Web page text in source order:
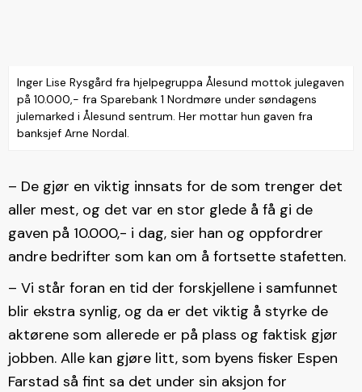
Inger Lise Rysgård fra hjelpegruppa Ålesund mottok julegaven
på 10.000,- fra Sparebank 1 Nordmøre under søndagens
julemarked i Ålesund sentrum. Her mottar hun gaven fra
banksjef Arne Nordal.
– De gjør en viktig innsats for de som trenger det
aller mest, og det var en stor glede å få gi de
gaven på 10.000,- i dag, sier han og oppfordrer
andre bedrifter som kan om å fortsette stafetten.
– Vi står foran en tid der forskjellene i samfunnet
blir ekstra synlig, og da er det viktig å styrke de
aktørene som allerede er på plass og faktisk gjør
jobben. Alle kan gjøre litt, som byens fisker Espen
Farstad så fint sa det under sin aksjon for